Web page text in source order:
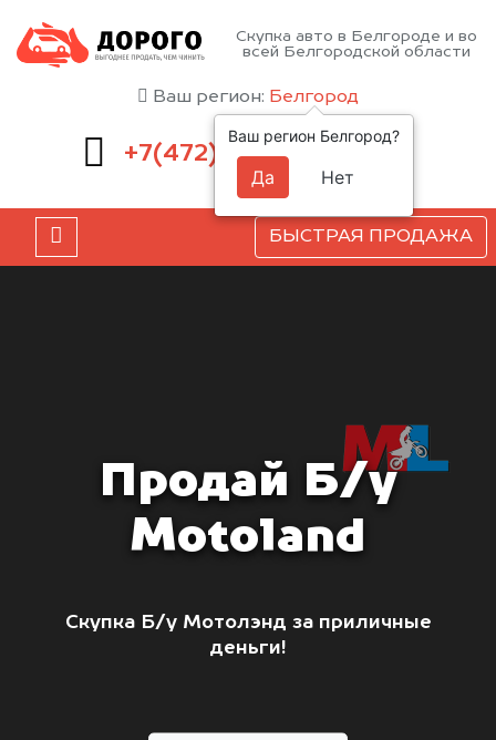
Скупка авто в Белгороде и во
всей Белгородской области
Ваш регион: Белгород
+7(472) 220-54-52
БЫСТРАЯ ПРОДАЖА
Продай Б/у
Motoland
Скупка Б/у Мотолэнд за приличные
деньги!
Ваш регион Белгород?
Да Нет